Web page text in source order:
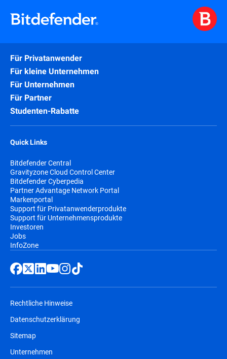
Für Privatanwender
Für kleine Unternehmen
Für Unternehmen
Für Partner
Studenten-Rabatte
Quick Links
Bitdefender Central
Gravityzone Cloud Control Center
Bitdefender Cyberpedia
Partner Advantage Network Portal
Markenportal
Support für Privatanwenderprodukte
Support für Unternehmensprodukte
Investoren
Jobs
InfoZone
Rechtliche Hinweise
Datenschutzerklärung
Sitemap
Unternehmen